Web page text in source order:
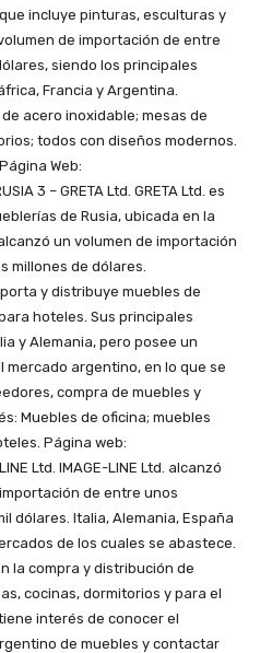
incluye pinturas, esculturas y
de importación de entre
siendo los principales
Francia y Argentina.
acero inoxidable; mesas de
todos con diseños modernos.
Web:
3 – GRETA Ltd. GRETA Ltd. es
de Rusia, ubicada en la
un volumen de importación
millones de dólares.
y distribuye muebles de
hoteles. Sus principales
y Alemania, pero posee un
argentino, en lo que se
compra de muebles y
Muebles de oficina; muebles
Página web:
Ltd. IMAGE-LINE Ltd. alcanzó
de entre unos
dólares. Italia, Alemania, España
de los cuales se abastece.
la compra y distribución de
cocinas, dormitorios y para el
interés de conocer el
de muebles y contactar